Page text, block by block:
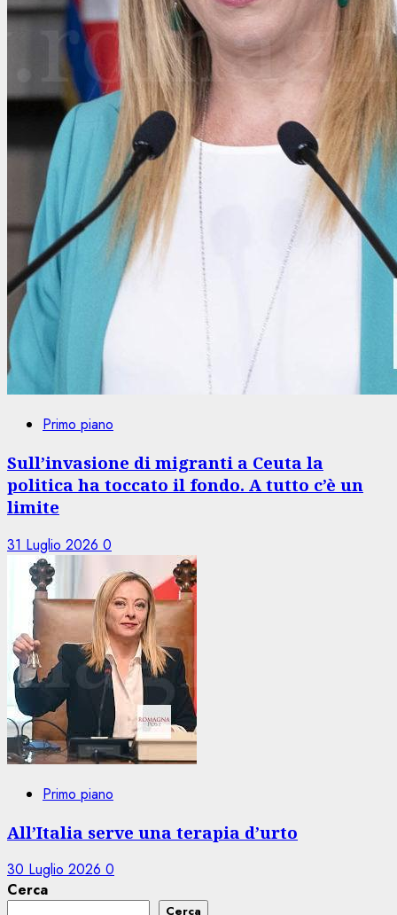
Primo piano
Sull’invasione di migranti a Ceuta la
politica ha toccato il fondo. A tutto c’è un
limite
31 Luglio 2026 0
Primo piano
All’Italia serve una terapia d’urto
30 Luglio 2026 0
Cerca
Cerca